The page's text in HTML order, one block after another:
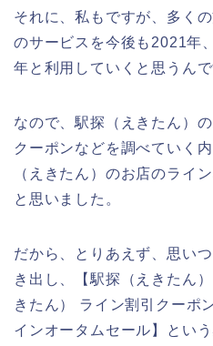
それに、私もですが、多く
のサービスを今後も2021年
年と利用していくと思うん
なので、駅探（えきたん）
クーポンなどを調べていく
（えきたん）のお店のライ
と思いました。
だから、とりあえず、思い
き出し、【駅探（えきたん
きたん） ライン割引クーポ
インオータムセール】とい